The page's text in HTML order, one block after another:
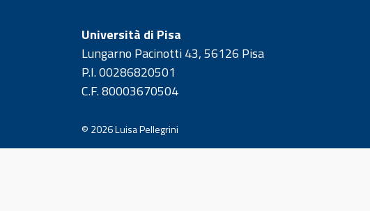
Università di Pisa
Lungarno Pacinotti 43, 56126 Pisa
P.I. 00286820501
C.F. 80003670504
© 2026Luisa Pellegrini